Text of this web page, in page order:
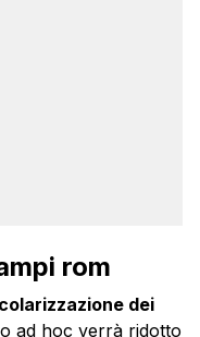
rom
dei
ad hoc verrà ridotto